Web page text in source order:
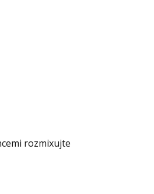
rozmixujte